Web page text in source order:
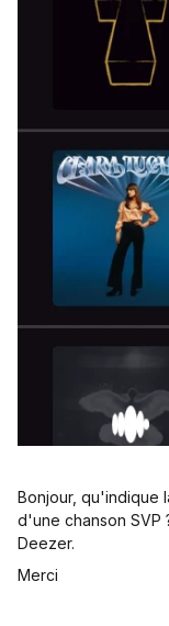
Bonjour, qu'indique
d'une chanson SVP
Deezer.
Merci